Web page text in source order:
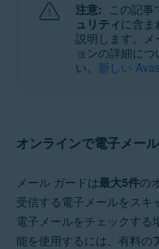
注意: この記事
ュリティ に含ま
説明します。メ
ョンの詳細に
い。 新しい
オンラインで電子メー
メール ガードは最大5件の
受信する電子メールをスキ
電子メールをチェックする
能を使用するには、有料の